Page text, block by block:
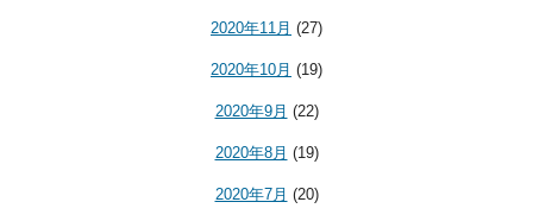
2020年11月 (27)
2020年10月 (19)
2020年9月 (22)
2020年8月 (19)
2020年7月 (20)